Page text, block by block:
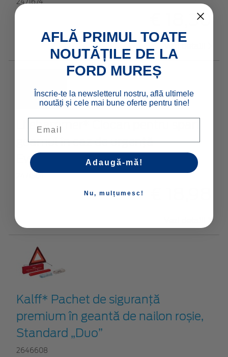
2471674
€ 18,30
Lifehammer* Ciocan pentru spart
geamul în caz de urgenţă
Evolution,automat
Kalff* Pachet de siguranţă
premium în geantă de nailon roșie,
Standard „Duo”
2646608
AFLĂ PRIMUL TOATE
NOUTĂȚILE DE LA
FORD MUREȘ
Înscrie-te la newsletterul nostru, află ultimele
noutăți și cele mai bune oferte pentru tine!
Adaugă-mă!
Nu, mulțumesc!